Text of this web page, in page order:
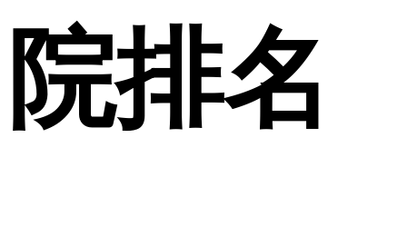
院排名